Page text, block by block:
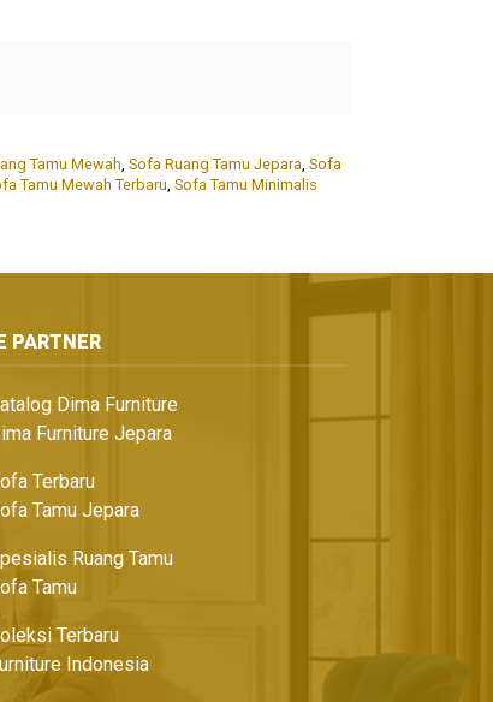
Tamu Mewah, Sofa Ruang Tamu Jepara, Sofa
Tamu Mewah Terbaru, Sofa Tamu Minimalis
PARTNER
Dima Furniture
Furniture Jepara
Terbaru
Tamu Jepara
Ruang Tamu
Tamu
Terbaru
Indonesia